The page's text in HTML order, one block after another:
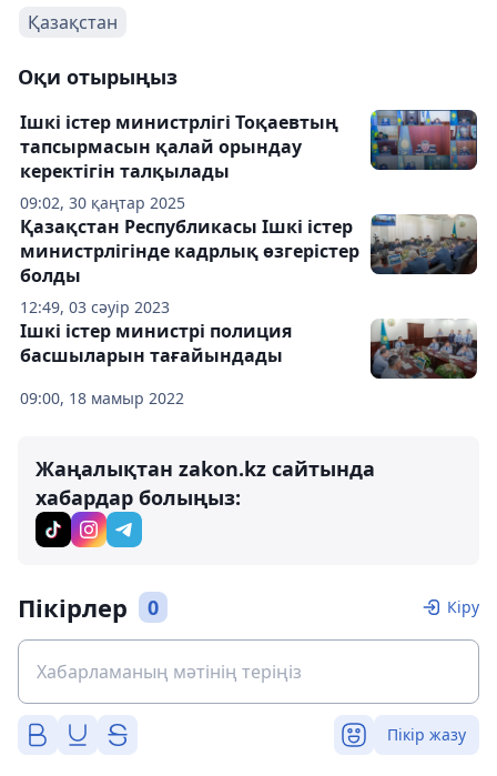
Қазақстан
Оқи отырыңыз
09:02, 30 қаңтар 2025
Ішкі істер министрлігі Тоқаевтың
тапсырмасын қалай орындау
керектігін талқылады
12:49, 03 сәуір 2023
Қазақстан Республикасы Ішкі істер
министрлігінде кадрлық өзгерістер
болды
09:00, 18 мамыр 2022
Ішкі істер министрі полиция
басшыларын тағайындады
Жаңалықтан zakon.kz сайтында
хабардар болыңыз:
Пікірлер 0 Кіру
Пікір жазу